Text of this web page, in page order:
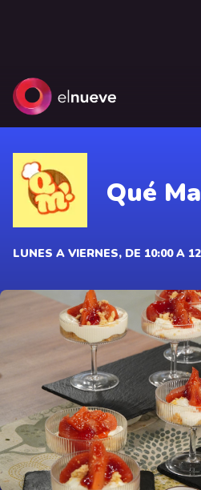
Qué
LUNES A VIERNES, DE 10:00 A